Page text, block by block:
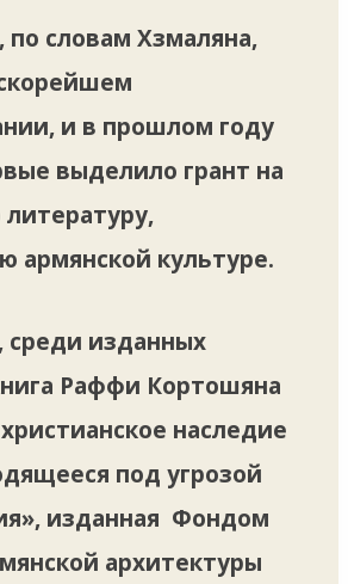
по словам Хзмаляна,
и в прошлом году
выделило грант на
армянской культуре.
среди изданных
Раффи Кортошяна
наследие
под угрозой
изданная Фондом
архитектуры